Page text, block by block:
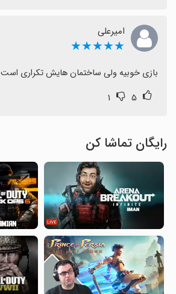
امیرعلی
★★★★★
بازی خوبیه ولی ساختمان هایش تکراری است
۵ ۱
رایگان تماشا کن